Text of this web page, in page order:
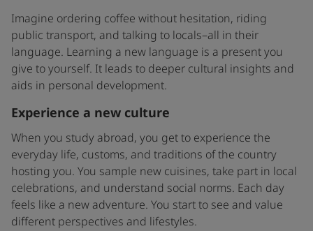
Imagine ordering coffee without hesitation, riding
public transport, and talking to locals–all in their
language. Learning a new language is a present you
give to yourself. It leads to deeper cultural insights and
aids in personal development.
Experience a new culture
When you study abroad, you get to experience the
everyday life, customs, and traditions of the country
hosting you. You sample new cuisines, take part in local
celebrations, and understand social norms. Each day
feels like a new adventure. You start to see and value
different perspectives and lifestyles.